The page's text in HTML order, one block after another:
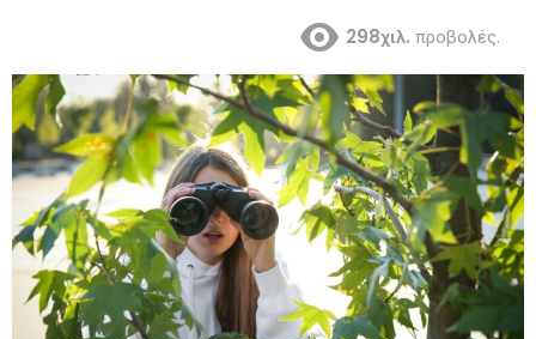
298χιλ. προβολές.